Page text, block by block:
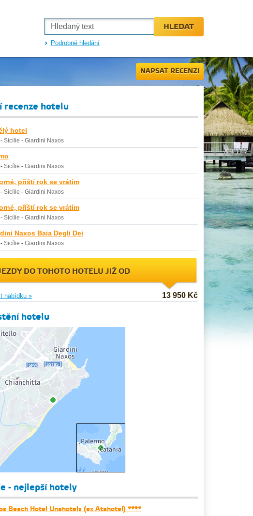
HLEDAT
Podrobné hledání
NAPSAT RECENZI
recenze hotelu
hotel
- Sicílie - Giardini Naxos
- Sicílie - Giardini Naxos
příští rok se vrátím
- Sicílie - Giardini Naxos
příští rok se vrátím
- Sicílie - Giardini Naxos
Naxos Baia Degli Dei
- Sicílie - Giardini Naxos
DO TOHOTO HOTELU JIŽ OD
nabídku » 13 950 Kč
hotelu
- nejlepší hotely
Beach Hotel Unahotels (ex Atahotel) ****